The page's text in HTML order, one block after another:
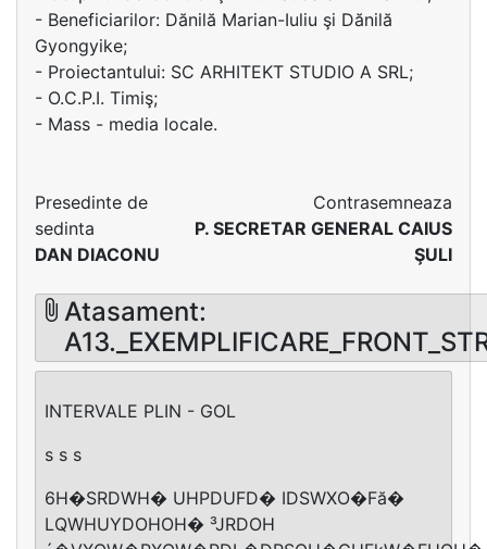
- Beneficiarilor: Dănilă Marian-Iuliu şi Dănilă
Gyongyike;
- Proiectantului: SC ARHITEKT STUDIO A SRL;
- O.C.P.I. Timiş;
- Mass - media locale.
Presedinte de
sedinta
DAN DIACONU
Contrasemneaza
P. SECRETAR GENERAL CAIUS
ŞULI
Atasament:
INTERVALE PLIN - GOL
s s s
6H�SRDWH� UHPDUFD� IDSWXO�Fă�
LQWHUYDOHOH� ³JRDOH